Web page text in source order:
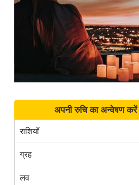
अपनी रुचि का अन्वेषण करें
राशियाँ
ग्रह
लव